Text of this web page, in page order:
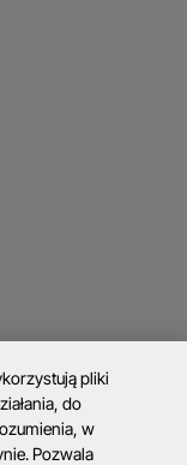
pliki
do
w
Pozwala